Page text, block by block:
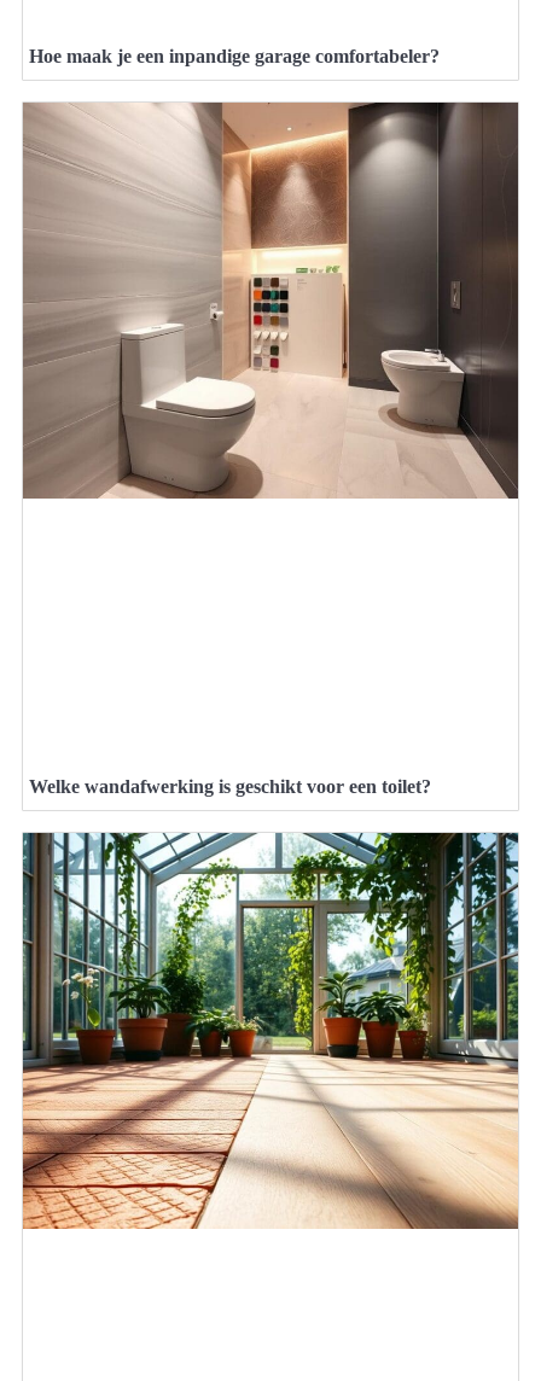
Hoe maak je een inpandige garage comfortabeler?
Welke wandafwerking is geschikt voor een toilet?